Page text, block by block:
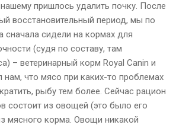
пришлось удалить почку. После
восстановительный период, мы по
сначала сидели на кормах для
(судя по составу, там
– ветеринарный корм Royal Canin и
нам, что мясо при каких-то проблемах
рыбу тем более. Сейчас рацион
состоит из овощей (это было его
мясного корма. Овощи никакой